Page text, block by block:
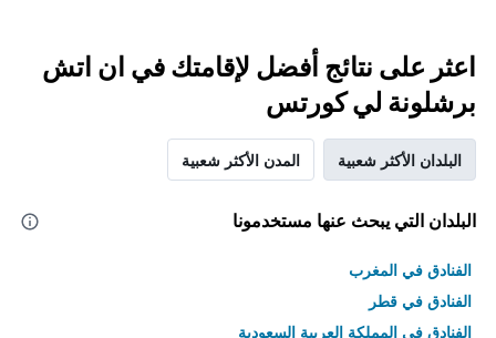
اعثر على نتائج أفضل لإقامتك في ان اتش
برشلونة لي كورتس
البلدان الأكثر شعبية المدن الأكثر شعبية
البلدان التي يبحث عنها مستخدمونا
الفنادق في المغرب
الفنادق في قطر
الفنادق في المملكة العربية السعودية